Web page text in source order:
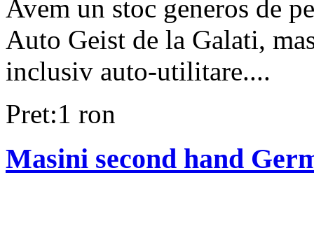
Avem un stoc generos de
Auto Geist de la Galati,
inclusiv auto-utilitare....
Pret:1 ron
Masini second hand